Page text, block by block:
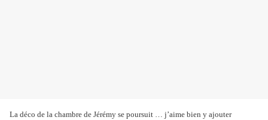
La déco de la chambre de Jérémy se poursuit … j’aime bien y ajouter